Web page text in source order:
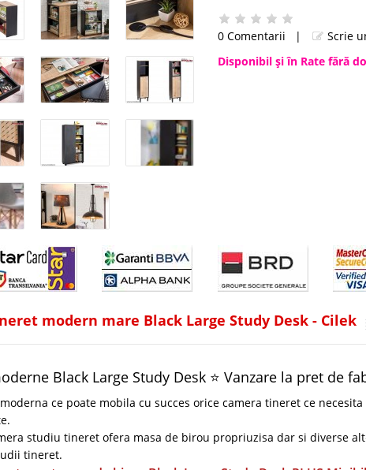
0 Comentarii |
Scrie
Disponibil şi în Rate fără
modern mare Black Large Study Desk - Cilek
Black Large Study Desk ⭐ Vanzare la pret de
ce poate mobila cu succes orice camera tineret ce
studiu tineret ofera masa de birou propriuzisa dar si diverse
tineret.